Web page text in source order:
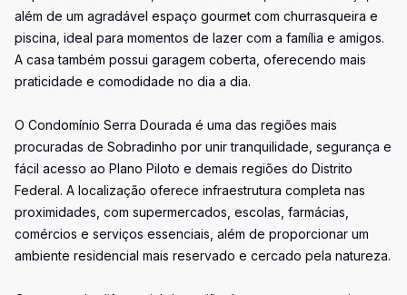
além de um agradável espaço gourmet com churrasqueira e
piscina, ideal para momentos de lazer com a família e amigos.
A casa também possui garagem coberta, oferecendo mais
praticidade e comodidade no dia a dia.
O Condomínio Serra Dourada é uma das regiões mais
procuradas de Sobradinho por unir tranquilidade, segurança e
fácil acesso ao Plano Piloto e demais regiões do Distrito
Federal. A localização oferece infraestrutura completa nas
proximidades, com supermercados, escolas, farmácias,
comércios e serviços essenciais, além de proporcionar um
ambiente residencial mais reservado e cercado pela natureza.